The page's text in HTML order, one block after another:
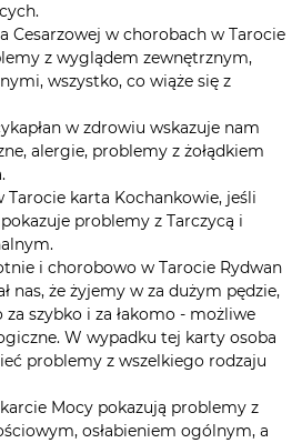
Cesarzowej w chorobach w Tarocie
z wyglądem zewnętrznym,
wszystko, co wiąże się z
w zdrowiu wskazuje nam
alergie, problemy z żołądkiem
Tarocie karta Kochankowie, jeśli
problemy z Tarczycą i
i chorobowo w Tarocie Rydwan
nas, że żyjemy w za dużym pędzie,
szybko i za łakomo - możliwe
W wypadku tej karty osoba
problemy z wszelkiego rodzaju
Mocy pokazują problemy z
osłabieniem ogólnym, a